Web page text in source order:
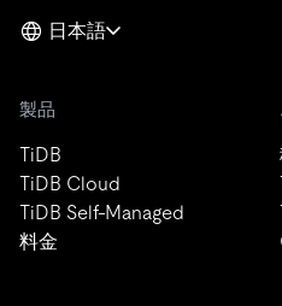
日本語
製品
TiDB
TiDB Cloud
TiDB Self-Managed
料金